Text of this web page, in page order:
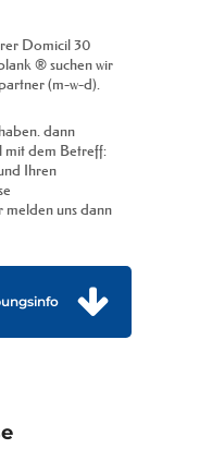
Domicil 30
® suchen wir
(m-w-d).
dann
mit dem Betreff:
Ihren
melden uns dann